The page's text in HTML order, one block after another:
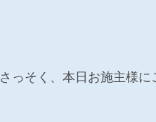
さっそく、本日お施主様に